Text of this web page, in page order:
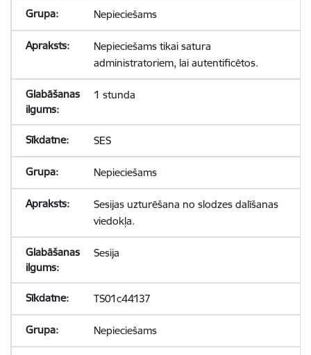
Nepieciešams
Nepieciešams tikai satura
administratoriem, lai autentificētos.
1 stunda
SES
Nepieciešams
Sesijas uzturēšana no slodzes dalīšanas
viedokļa.
Sesija
TS01c44137
Nepieciešams